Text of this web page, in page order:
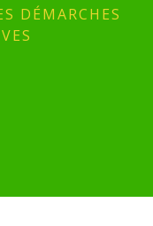
DÉMARCHES